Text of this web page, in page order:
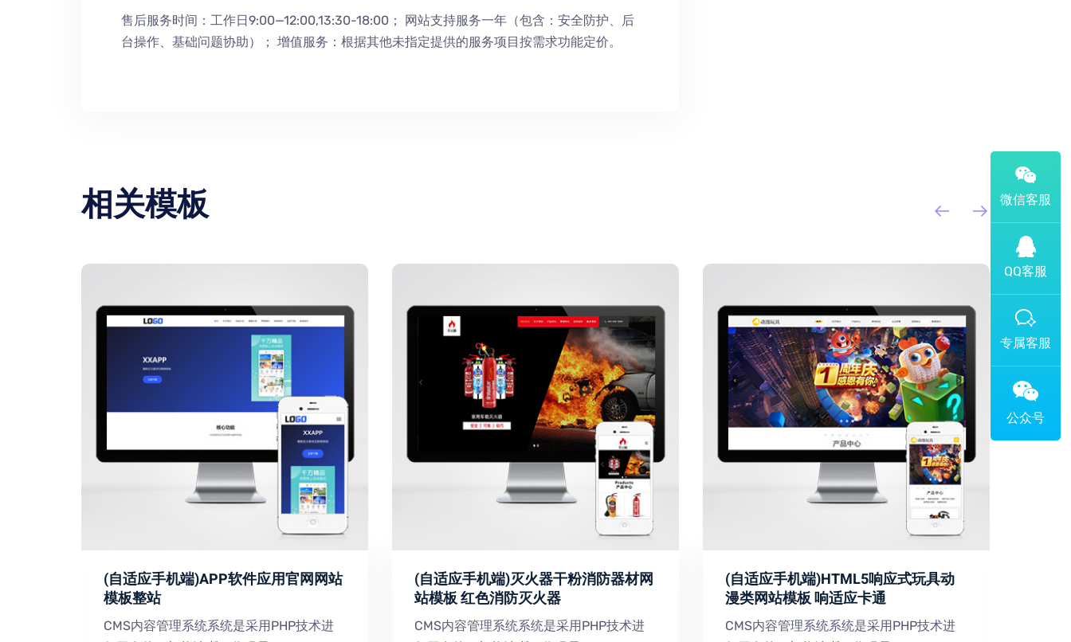
售后服务时间：工作日9:00—12:00,13:30-18:00； 网站支持服务一年（包含：安全防护、
后
台操作、 基础问题协助） ； 增值服务：根据其他未指定提供的服务项目按需求功能定价。
相关模板
(自适应手机端)APP软件应用官网网站
模板整站
CMS内容管理系统系统是采用PHP技术进
(自适应手机端)灭火器干粉消防器材网
站模板 红色消防灭火器
CMS内容管理系统系统是采用PHP技术进
(自适应手机端)HTML5响应式玩具动
漫类网站模板 响适应卡通
CMS内容管理系统系统是采用PHP技术进